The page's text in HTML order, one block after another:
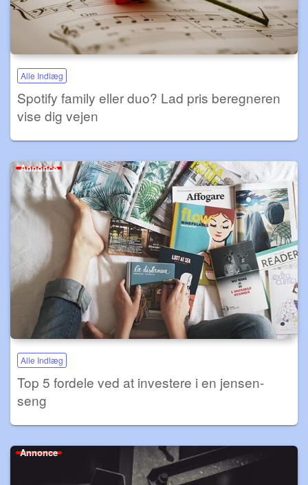
Alle Indlæg
Spotify family eller duo? Lad pris beregneren
vise dig vejen
Annonce
Alle Indlæg
Top 5 fordele ved at investere i en jensen-
seng
Annonce